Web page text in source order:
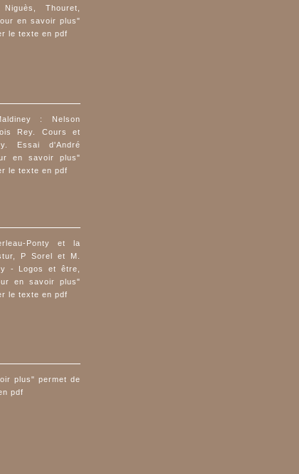
Thouret,
en savoir plus"
le texte en pdf
: Nelson
Rey. Cours et
Essai d'André
en savoir plus"
le texte en pdf
Ponty et la
P Sorel et M.
- Logos et être,
en savoir plus"
le texte en pdf
plus" permet de
pdf